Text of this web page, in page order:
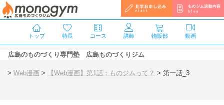
広島のものづくり専門塾 広島ものづくりジム
トップ 特長 コース 講師 物販部 動画
> Web漫画 > 【Web漫画】第1話：ものジムって？ > 第一話_3